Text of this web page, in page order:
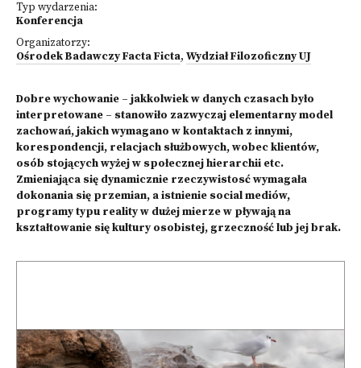
Typ wydarzenia:
Konferencja
Organizatorzy:
Ośrodek Badawczy Facta Ficta, Wydział Filozoficzny UJ
Dobre wychowanie – jakkolwiek w danych czasach było
interpretowane – stanowiło zazwyczaj elementarny model
zachowań, jakich wymagano w kontaktach z innymi,
korespondencji, relacjach służbowych, wobec klientów,
osób stojących wyżej w społecznej hierarchii etc.
Zmieniająca się dynamicznie rzeczywistosć wymagała
dokonania się przemian, a istnienie social mediów,
programy typu reality w dużej mierze w pływają na
kształtowanie się kultury osobistej, grzeczność lub jej brak.